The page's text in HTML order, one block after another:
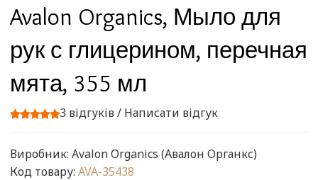
Avalon Organics, Мыло для
рук с глицерином, перечная
мята, 355 мл
3 відгуків/ Написати відгук
Виробник: Avalon Organics (Авалон Органкс)
Код товару: AVA-35438